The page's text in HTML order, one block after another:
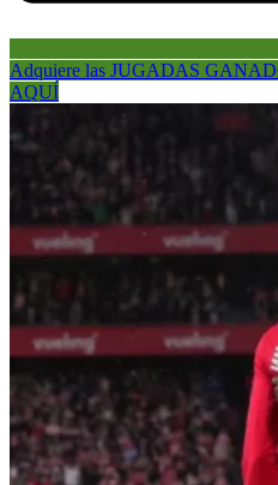
Adquiere las JUGADAS
AQUÍ